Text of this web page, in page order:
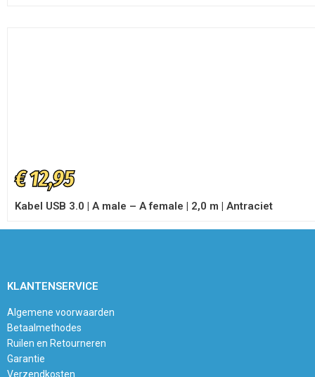
€12,95
Kabel USB 3.0 | A male – A female | 2,0 m | Antraciet
KLANTENSERVICE
Algemene voorwaarden
Betaalmethodes
Ruilen en Retourneren
Garantie
Verzendkosten